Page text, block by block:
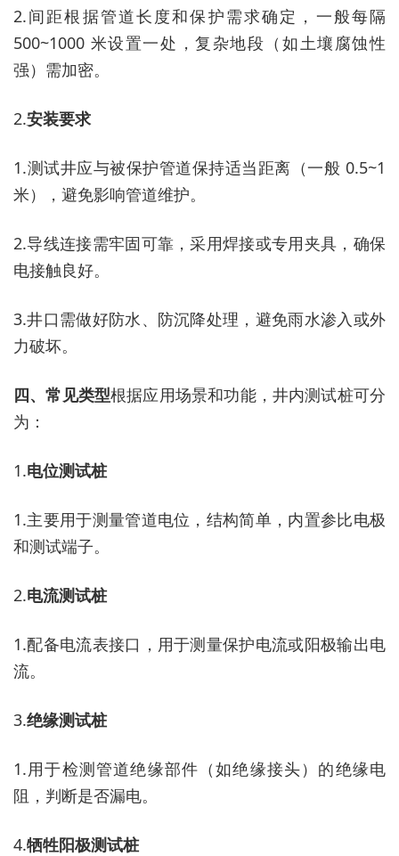
2.间距根据管道长度和保护需求确定，一般每隔
500~1000 米设置一处，复杂地段（如土壤腐蚀性
强）需加密。
2.安装要求
1.测试井应与被保护管道保持适当距离（一般 0.5~1
米），避免影响管道维护。
2.导线连接需牢固可靠，采用焊接或专用夹具，确保
电接触良好。
3.井口需做好防水、防沉降处理，避免雨水渗入或外
力破坏。
四、常见类型根据应用场景和功能，井内测试桩可分
为：
1.电位测试桩
1.主要用于测量管道电位，结构简单，内置参比电极
和测试端子。
2.电流测试桩
1.配备电流表接口，用于测量保护电流或阳极输出电
流。
3.绝缘测试桩
1.用于检测管道绝缘部件（如绝缘接头）的绝缘电
阻，判断是否漏电。
4.牺牲阳极测试桩